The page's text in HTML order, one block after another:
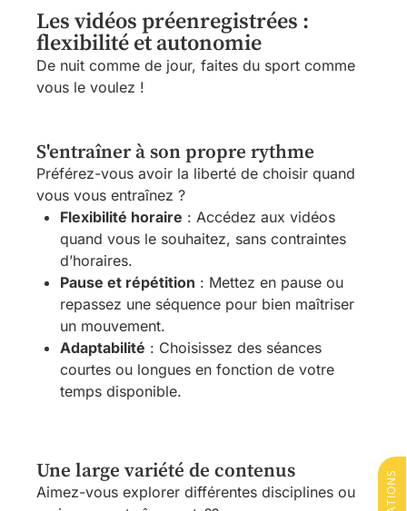
Les vidéos préenregistrées :
flexibilité et autonomie
De nuit comme de jour, faites du sport comme
vous le voulez !
S'entraîner à son propre rythme
Préférez-vous avoir la liberté de choisir quand
vous vous entraînez ?
Flexibilité horaire : Accédez aux vidéos
quand vous le souhaitez, sans contraintes
d’horaires.
Pause et répétition : Mettez en pause ou
repassez une séquence pour bien maîtriser
un mouvement.
Adaptabilité : Choisissez des séances
courtes ou longues en fonction de votre
temps disponible.
Une large variété de contenus
Aimez-vous explorer différentes disciplines ou